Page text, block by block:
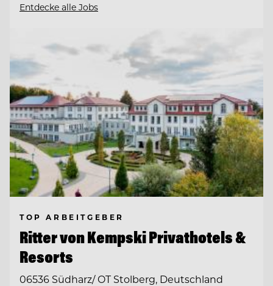
Entdecke alle Jobs
TOP ARBEITGEBER
Ritter von Kempski Privathotels &
Resorts
06536 Südharz/ OT Stolberg, Deutschland